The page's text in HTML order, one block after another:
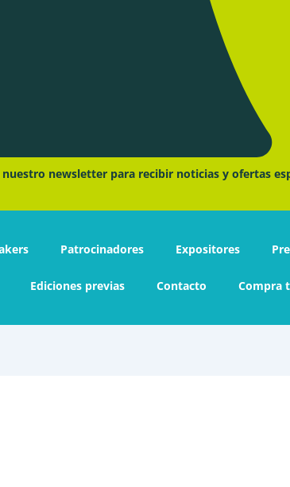
nuestro newsletter para recibir noticias y ofertas
Patrocinadores Expositores
Ediciones previas Contacto Compra